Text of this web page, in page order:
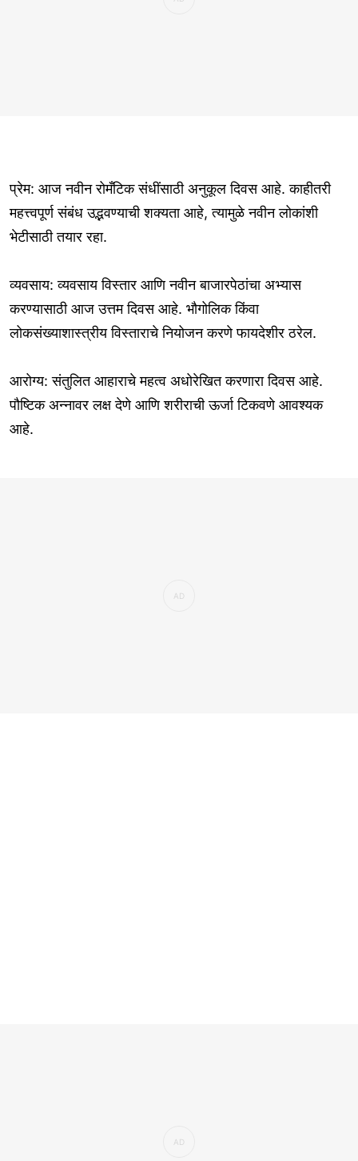
प्रेम: आज नवीन रोमँटिक संधींसाठी अनुकूल दिवस आहे. काहीतरी
महत्त्वपूर्ण संबंध उद्भवण्याची शक्यता आहे, त्यामुळे नवीन लोकांशी
भेटीसाठी तयार रहा.
व्यवसाय: व्यवसाय विस्तार आणि नवीन बाजारपेठांचा अभ्यास
करण्यासाठी आज उत्तम दिवस आहे. भौगोलिक किंवा
लोकसंख्याशास्त्रीय विस्ताराचे नियोजन करणे फायदेशीर ठरेल.
आरोग्य: संतुलित आहाराचे महत्व अधोरेखित करणारा दिवस आहे.
पौष्टिक अन्नावर लक्ष देणे आणि शरीराची ऊर्जा टिकवणे आवश्यक
आहे.